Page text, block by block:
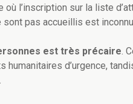
l’inscription sur la liste
pas accueillis est
est très précaire.
d’urgence,